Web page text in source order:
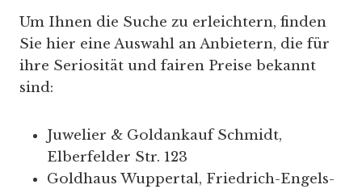
Um Ihnen die Suche zu erleichtern, finden
Sie hier eine Auswahl an Anbietern, die für
ihre Seriosität und fairen Preise bekannt
sind:
Juwelier & Goldankauf Schmidt,
Elberfelder Str. 123
Goldhaus Wuppertal, Friedrich-Engels-